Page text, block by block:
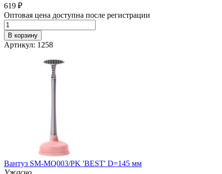
619 ₽
Оптовая цена доступна после регистрации
В корзину
Артикул: 1258
Вантуз SM-MQ003/PK 'BEST' D=145 мм
Ужасно